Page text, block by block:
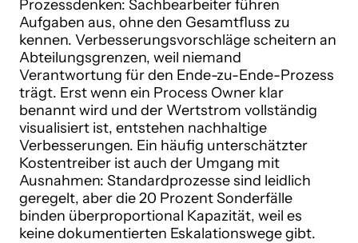
Prozessdenken: Sachbearbeiter führen
Aufgaben aus, ohne den Gesamtfluss zu
kennen. Verbesserungsvorschläge scheitern an
Abteilungsgrenzen, weil niemand
Verantwortung für den Ende-zu-Ende-Prozess
trägt. Erst wenn ein Process Owner klar
benannt wird und der Wertstrom vollständig
visualisiert ist, entstehen nachhaltige
Verbesserungen. Ein häufig unterschätzter
Kostentreiber ist auch der Umgang mit
Ausnahmen: Standardprozesse sind leidlich
geregelt, aber die 20 Prozent Sonderfälle
binden überproportional Kapazität, weil es
keine dokumentierten Eskalationswege gibt.